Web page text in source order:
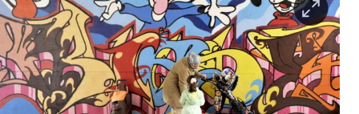
berlin
nord
wahrheit